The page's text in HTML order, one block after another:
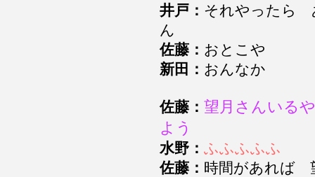
井戸： それやったら
ん
佐藤： おとこや
新田： おんなか
佐藤： 望月さんいる
よう
水野： ふふふふふ
佐藤： 時間があれば